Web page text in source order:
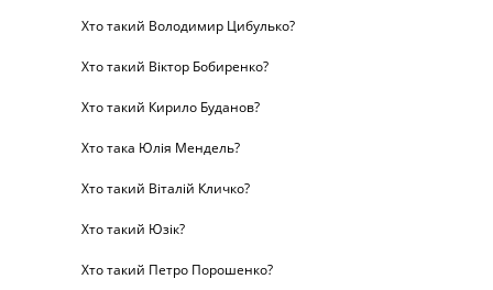
Хто такий Володимир Цибулько?
Хто такий Віктор Бобиренко?
Хто такий Кирило Буданов?
Хто така Юлія Мендель?
Хто такий Віталій Кличко?
Хто такий Юзік?
Хто такий Петро Порошенко?